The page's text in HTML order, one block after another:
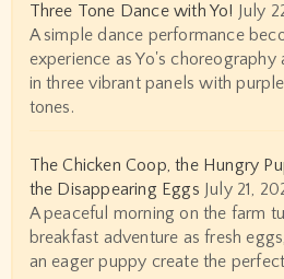
Three Tone Dance with Yo! July
A simple dance performance
experience as Yo's
in three vibrant panels with
tones.
The Chicken Coop, the Hungry
the Disappearing Eggs July 21,
A peaceful morning on the farm
breakfast adventure as fresh
an eager puppy create the